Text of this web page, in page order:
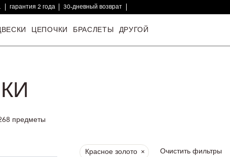
гарантия 2 года
30-дневный возврат
ЦЕПОЧКИ БРАСЛЕТЫ ДРУГОЙ
Красное золото Очистить фильтры
предметы